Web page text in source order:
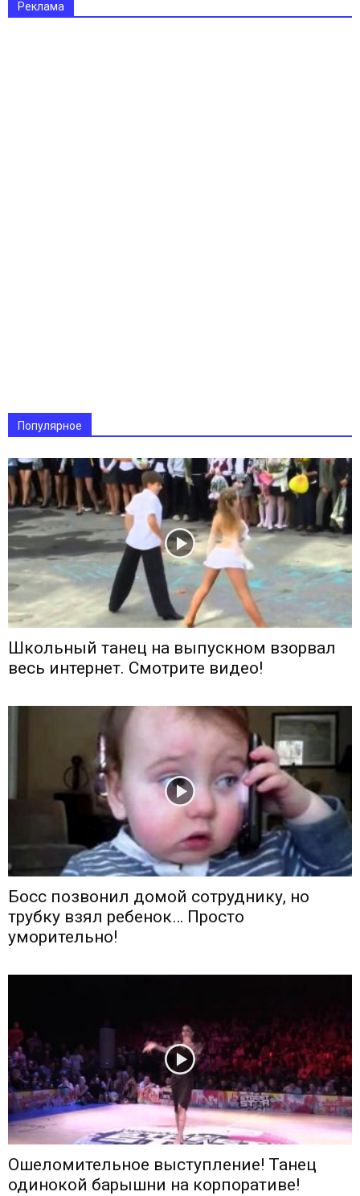
Реклама
Популярное
Школьный танец на выпускном взорвал
весь интернет. Смотрите видео!
Босс позвонил домой сотруднику, но
трубку взял ребенок… Просто
уморительно!
Ошеломительное выступление! Танец
одинокой барышни на корпоративе!